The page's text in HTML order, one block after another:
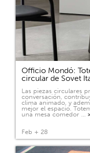
Officio Mondó:
circular de Sovet
Las piezas circulares
conversación,
clima animado, y
mejor el espacio.
una mesa comedor …
Feb + 28